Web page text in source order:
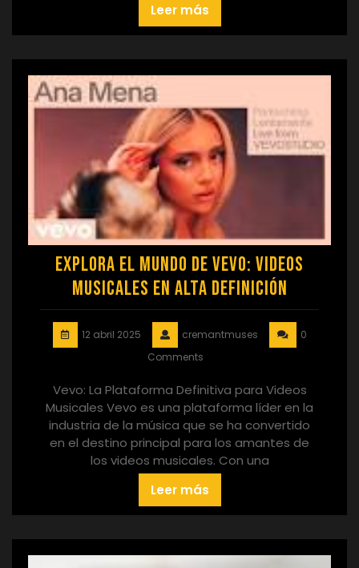
Leer más
Explora el Mundo de Vevo: Videos
Musicales en Alta Definición
12 abril 2025 cremantmuses
0
Comments
Vevo: La Plataforma Definitiva para Videos
Musicales Vevo es una plataforma líder en la
industria de la música que se ha convertido
en el destino principal para los amantes de
los videos musicales. Con una
Leer más